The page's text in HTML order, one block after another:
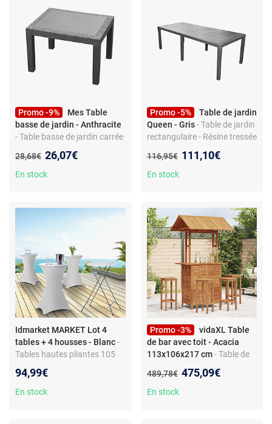
Promo -9%
Mes Table
basse de jardin - Anthracite
- Table basse de jardin carrée
anthracite
Ancien prix :
28,68€ Nouveau prix :
26,07€
En stock
Promo -5%
Table de jardin
Queen - Gris - Table de jardin
rectangulaire - Résine tressée
Ancien prix :
116,95€ Nouveau prix :
111,10€
En stock
Idmarket MARKET Lot 4
tables + 4 housses - Blanc-
Tables hautes pliantes 105
Structure en acier - Usage
intérieur/extérieur
94,99€
En stock
Promo -3%
vidaXL Table
de bar avec toit - Acacia
113x106x217 cm - Table de
massif - 113x106x217 cm -
Avec toit
Ancien prix :
489,78€ Nouveau prix :
475,09€
En stock